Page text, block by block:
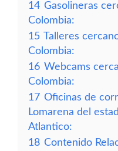
14 Gasolineras
Colombia:
15 Talleres
Colombia:
16 Webcams
Colombia:
17 Oficinas de
Lomarena del
Atlantico:
18 Contenido